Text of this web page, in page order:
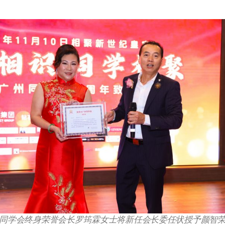
学会终身荣誉会长罗筠霖女士将新任会长委任状授予颜智